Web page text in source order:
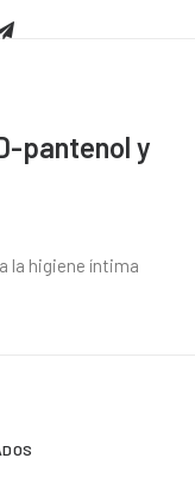
pantenol y
la higiene íntima